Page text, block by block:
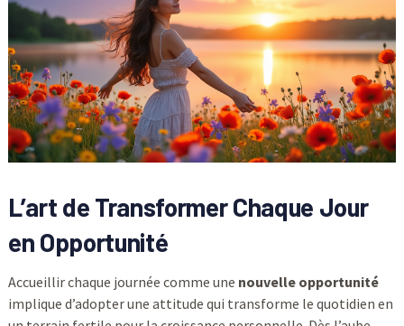
L’art de Transformer Chaque Jour
en Opportunité
Accueillir chaque journée comme une nouvelle opportunité
implique d’adopter une attitude qui transforme le quotidien en